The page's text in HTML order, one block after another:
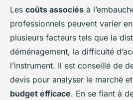
Les coûts associés à
professionnels peuvent varier
plusieurs facteurs tels que la
déménagement, la difficulté
l’instrument. Il est conseillé de
devis pour analyser le marché
budget efficace. En se fiant à